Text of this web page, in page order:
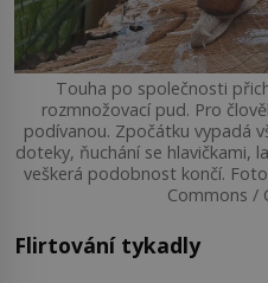
Touha po společnosti
rozmnožovací pud. Pro
podívanou. Zpočátku vypadá
doteky, ňuchání se hlavičkami,
veškerá podobnost končí.
Commons /
Flirtování tykadly